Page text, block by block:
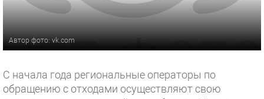
Автор фото: vk.com
С начала года региональные операторы по
обращению с отходами осуществляют свою